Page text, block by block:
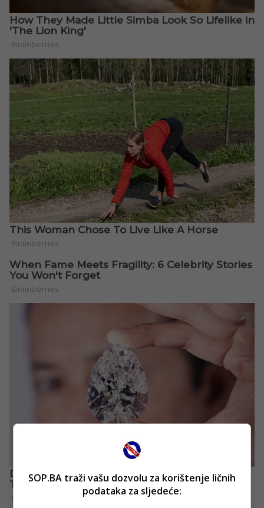
SOP.BA traži vašu dozvolu za korištenje ličnih
podataka za sljedeće: